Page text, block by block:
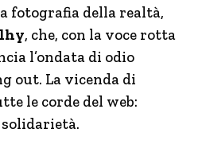
fotografia della realtà,
, che, con la voce rotta
l’ondata di odio
out. La vicenda di
le corde del web: